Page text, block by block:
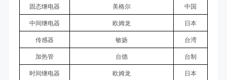
固态继电器
美格尔
中国
中间继电器
欧姆龙
日本
传感器
敏扬
台湾
加热管
台德
台制
时间继电器
欧姆龙
日本